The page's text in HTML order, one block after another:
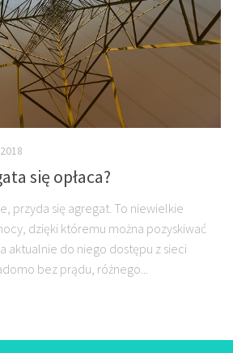
się opłaca?
przyda się agregat. To niewielkie
dzięki któremu można pozyskiwać
aktualnie do niego dostępu z sieci
bez prądu, różnego...